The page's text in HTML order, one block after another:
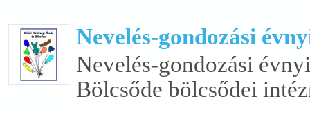
Nevelés-gondozási
Nevelés-gondozási
Bölcsőde bölcsődei